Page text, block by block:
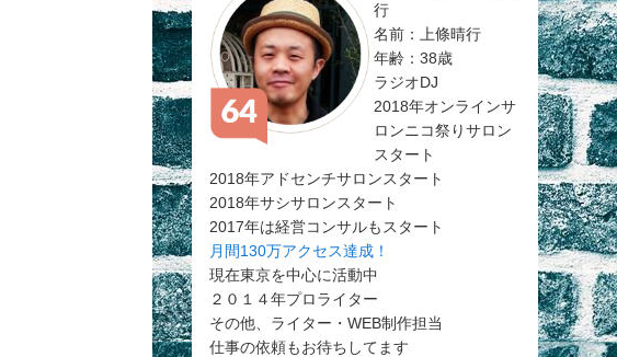
行
名前：上條晴行
年齢：38歳
ラジオDJ
2018年オンラインサ
ロンニコ祭りサロン
スタート
2018年アドセンチサロンスタート
2018年サシサロンスタート
2017年は経営コンサルもスタート
月間130万アクセス達成！
現在東京を中心に活動中
２０１４年プロライター
その他、ライター・WEB制作担当
仕事の依頼もお待ちしてます